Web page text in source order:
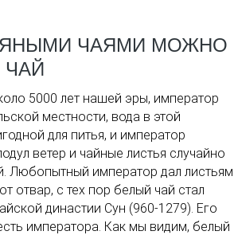
ЧАЯМИ МОЖНО
ЧАЙ
5000 лет нашей эры, император
местности, вода в этой
для питья, и император
ветер и чайные листья случайно
Любопытный император дал листьям
отвар, с тех пор белый чай стал
династии Сун (960-1279). Его
императора. Как мы видим, белый